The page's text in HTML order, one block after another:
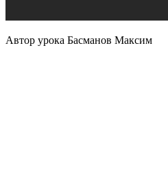
Автор урока Басманов Максим